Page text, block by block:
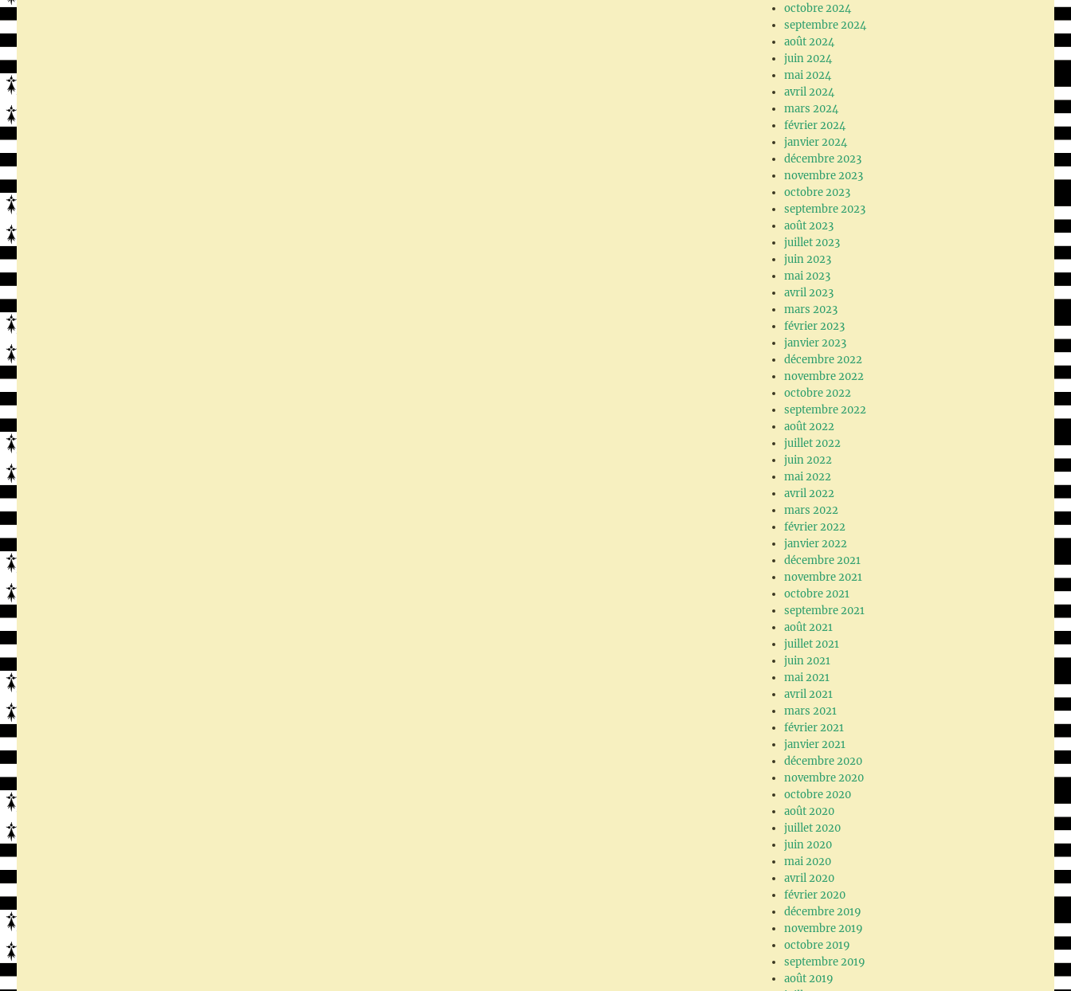
octobre 2024
septembre 2024
août 2024
juin 2024
mai 2024
avril 2024
mars 2024
février 2024
janvier 2024
décembre 2023
novembre 2023
octobre 2023
septembre 2023
août 2023
juillet 2023
juin 2023
mai 2023
avril 2023
mars 2023
février 2023
janvier 2023
décembre 2022
novembre 2022
octobre 2022
septembre 2022
août 2022
juillet 2022
juin 2022
mai 2022
avril 2022
mars 2022
février 2022
janvier 2022
décembre 2021
novembre 2021
octobre 2021
septembre 2021
août 2021
juillet 2021
juin 2021
mai 2021
avril 2021
mars 2021
février 2021
janvier 2021
décembre 2020
novembre 2020
octobre 2020
août 2020
juillet 2020
juin 2020
mai 2020
avril 2020
février 2020
décembre 2019
novembre 2019
octobre 2019
septembre 2019
août 2019